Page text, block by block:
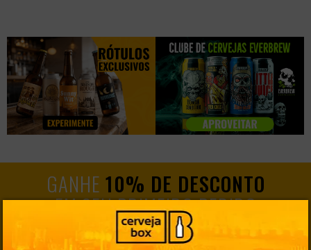
GANHE 10% DE DESCONTO
EM SEU PRIMEIRO PEDIDO